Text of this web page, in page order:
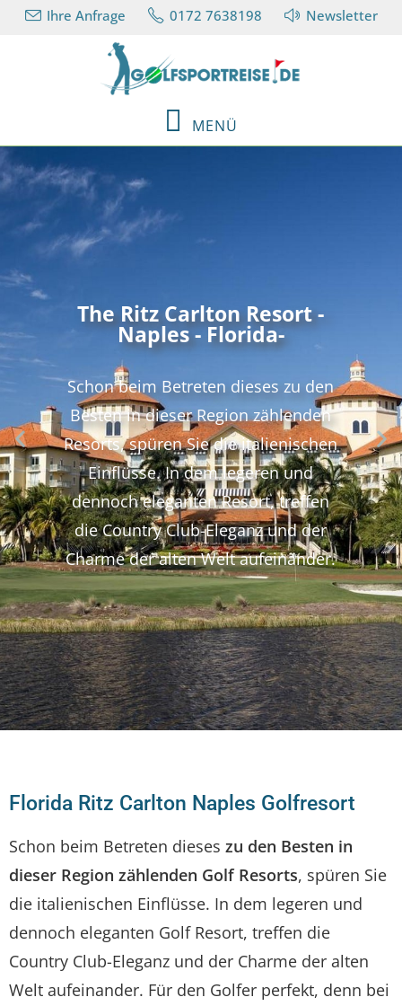
Ihre Anfrage 0172 7638198 Newsletter
MENÜ
The Ritz Carlton Resort -
Naples - Florida-
Schon beim Betreten dieses zu den
Besten in dieser Region zählenden
Resorts, spüren Sie die italienischen
Einflüsse. In dem legeren und
dennoch eleganten Resort, treffen
die Country Club-Eleganz und der
Charme der alten Welt aufeinander.
Florida Ritz Carlton Naples Golfresort
Schon beim Betreten dieses zu den Besten in
dieser Region zählenden Golf Resorts, spüren Sie
die italienischen Einflüsse. In dem legeren und
dennoch eleganten Golf Resort, treffen die
Country Club-Eleganz und der Charme der alten
Welt aufeinander. Für den Golfer perfekt, denn bei